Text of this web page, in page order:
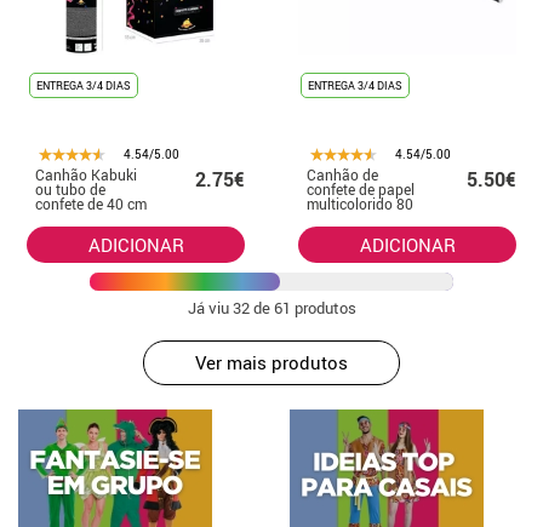
ENTREGA 3/4 DIAS
4.54/5.00
Canhão Kabuki
ou tubo de
confete de 40 cm
e celebrações
2.75€
ADICIONAR
ENTREGA 3/4 DIAS
4.54/5.00
Canhão de
confete de papel
multicolorido 80
5.50€
ADICIONAR
Já viu32de 61 produtos
Ver mais produtos